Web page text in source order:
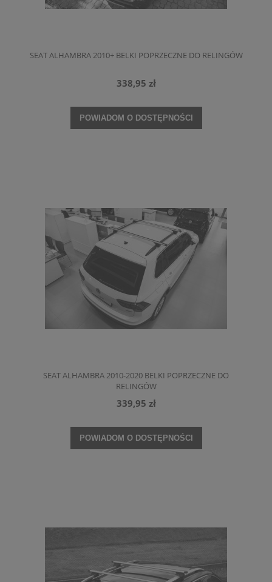
SEAT ALHAMBRA 2010+ BELKI POPRZECZNE DO RELINGÓW
338,95 zł
POWIADOM O DOSTĘPNOŚCI
SEAT ALHAMBRA 2010-2020 BELKI POPRZECZNE DO
RELINGÓW
339,95 zł
POWIADOM O DOSTĘPNOŚCI